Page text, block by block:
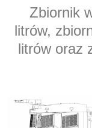
Zbiornik
litrów,
litrów oraz